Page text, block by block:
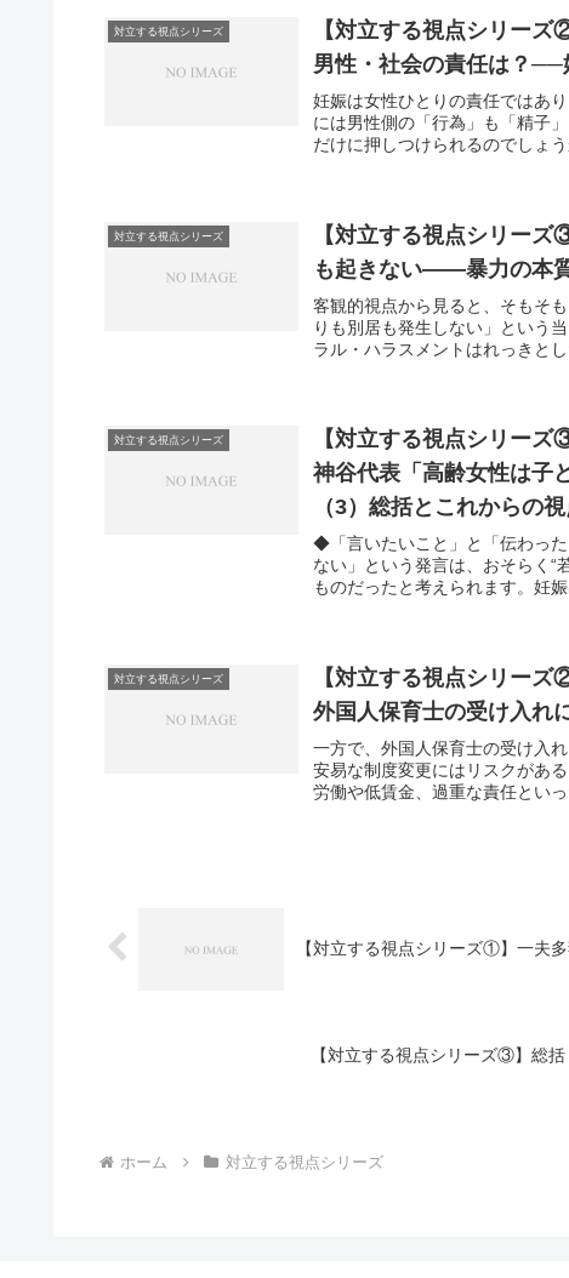
対立する視点シリーズ
【対立する視点シリーズ②
男性・社会の責任は？──
妊娠は女性ひとりの責任ではあ
には男性側の「行為」も「精子
だけに押しつけられるのでしょ
対立する視点シリーズ
【対立する視点シリー
も起きない——暴力の本
客観的視点から見ると、そもそ
りも別居も発生しない」という
ラル・ハラスメントはれっきと
対立する視点シリーズ
【対立する視点シリーズ③
神谷代表「高齢女性は子
（3）総括とこれからの
◆「言いたいこと」と「伝わっ
ない」という発言は、おそらく“
ものだったと考えられます。妊
対立する視点シリーズ
【対立する視点シリーズ②
外国人保育士の受け入れ
一方で、外国人保育士の受け入
安易な制度変更にはリスクがあ
労働や低賃金、過重な責任とい
【対立する視点シリーズ①】一夫
【対立する視点シリーズ③】総
ホーム 対立する視点シリーズ